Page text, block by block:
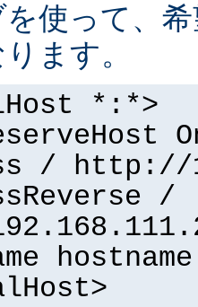
使って、
ます。
*:*>
/ http://
/